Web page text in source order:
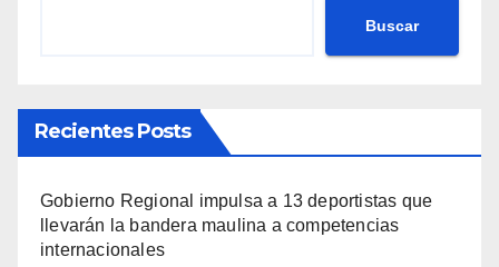
Buscar
Recientes Posts
Gobierno Regional impulsa a 13 deportistas que
llevarán la bandera maulina a competencias
internacionales